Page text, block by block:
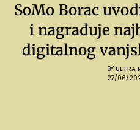
SoMo Borac
i nagrađuje
digitalnog
BY ULTRA
27/06/